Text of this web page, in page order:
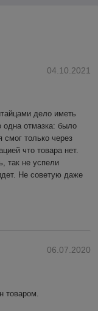
04.10.2021
дело иметь
одна отмазка: было
смог только через
что товара нет.
так не успели
Не советую даже
06.07.2020
товаром.